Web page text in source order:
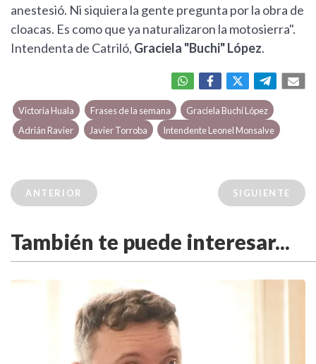
anestesió. Ni siquiera la gente pregunta por la obra de
cloacas. Es como que ya naturalizaron la motosierra".
Intendenta de Catriló, Graciela "Buchi" López.
Victoria Huala Frases de la semana
Graciela Buchi López
Adrián Ravier
Javier Torroba Intendente Leonel Monsalve
ANTERIOR SIGUIENTE
También te puede interesar...